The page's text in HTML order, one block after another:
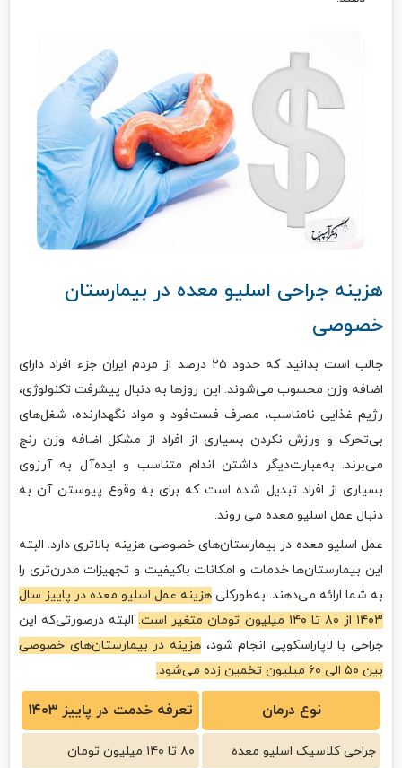
هزینه جراحی اسلیو معده در بیمارستان
خصوصی
جالب است بدانید که حدود ۲۵ درصد از مردم ایران جزء افراد دارای
اضافه وزن محسوب می‌شوند. این روزها به دنبال پیشرفت تکنولوژی،
رژیم غذایی نامناسب، مصرف فست‌فود و مواد نگهدارنده، شغل‌های
بی‌تحرک و ورزش نکردن بسیاری از افراد از مشکل اضافه وزن رنج
می‌برند. به‌عبارت‌دیگر داشتن اندام متناسب و ایده‌آل به آرزوی
بسیاری از افراد تبدیل شده است که برای به وقوع پیوستن آن به
دنبال عمل اسلیو معده می روند.
عمل اسلیو معده در بیمارستان‌های خصوصی هزینه بالاتری دارد. البته
این بیمارستان‌ها خدمات و امکانات باکیفیت و تجهیزات مدرن‌تری را
به شما ارائه می‌دهند. به‌طورکلی هزینه عمل اسلیو معده در پاییز سال
۱۴۰۳ از ۸۰ تا ۱۴۰ میلیون تومان متغیر است.
البته درصورتی‌که این
جراحی با لاپاراسکوپی انجام‌ شود،هزینه در بیمارستان‌های خصوصی
بین ۵۰ الی ۶۰ میلیون تخمین زده می‌شود.
نوع درمان تعرفه خدمت در پاییز ۱۴۰۳
جراحی کلاسیک اسلیو معده ۸۰ تا ۱۴۰ میلیون تومان